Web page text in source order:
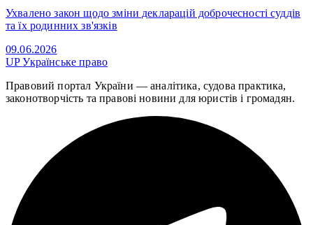
Ухвалено закон щодо зміни декларацій доброчесності суддів
та їх родинних зв'язків
09.06.2026
UPУкраїнське право
Правовий портал України — аналітика, судова практика,
законотворчість та правові новини для юристів і громадян.